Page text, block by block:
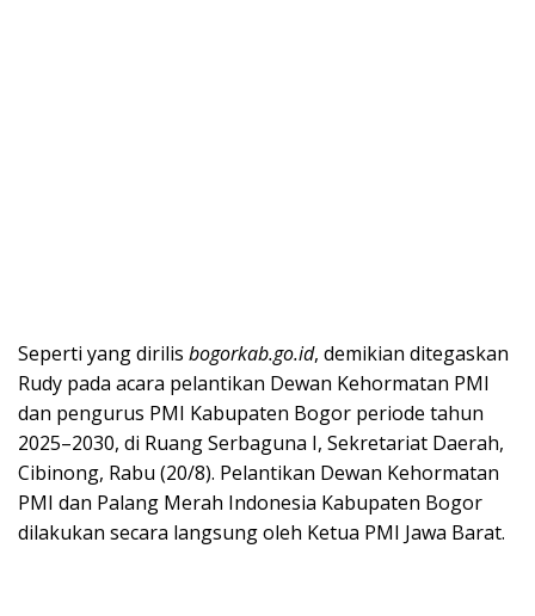
Seperti yang dirilis bogorkab.go.id, demikian ditegaskan
Rudy pada acara pelantikan Dewan Kehormatan PMI
dan pengurus PMI Kabupaten Bogor periode tahun
2025–2030, di Ruang Serbaguna I, Sekretariat Daerah,
Cibinong, Rabu (20/8). Pelantikan Dewan Kehormatan
PMI dan Palang Merah Indonesia Kabupaten Bogor
dilakukan secara langsung oleh Ketua PMI Jawa Barat.